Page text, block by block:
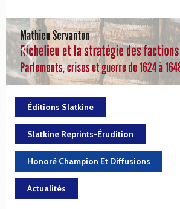
Éditions Slatkine
Slatkine Reprints-Érudition
Honoré Champion Et Diffusions
Actualités